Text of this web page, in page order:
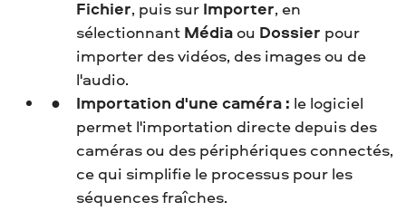
Fichier, puis sur Importer, en
sélectionnant Média ou Dossier pour
importer des vidéos, des images ou de
l'audio.
Importation d'une caméra : le logiciel
permet l'importation directe depuis des
caméras ou des périphériques connectés,
ce qui simplifie le processus pour les
séquences fraîches.